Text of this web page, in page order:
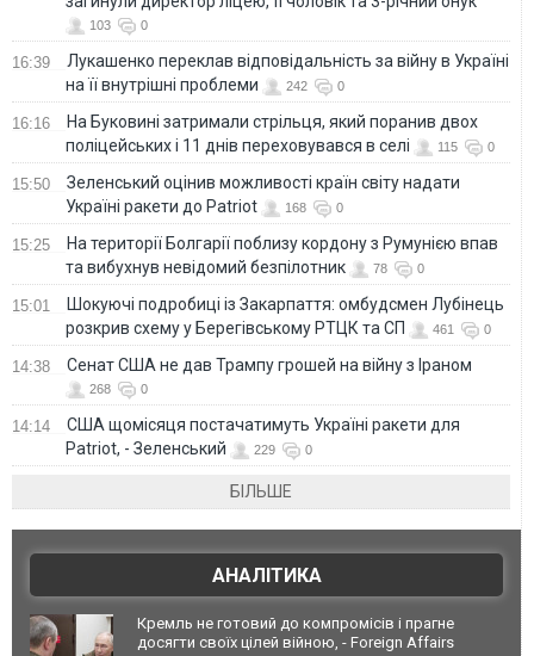
103 0
16:39
Лукашенко переклав відповідальність за війну в Україні
на її внутрішні проблеми
242 0
16:16
На Буковині затримали стрільця, який поранив двох
поліцейських і 11 днів переховувався в селі
115 0
15:50
Зеленський оцінив можливості країн світу надати
Україні ракети до Patriot
168 0
15:25
На території Болгарії поблизу кордону з Румунією впав
та вибухнув невідомий безпілотник
78 0
15:01
Шокуючі подробиці із Закарпаття: омбудсмен Лубінець
розкрив схему у Берегівському РТЦК та СП
461 0
14:38 Сенат США не дав Трампу грошей на війну з Іраном
268 0
14:14
США щомісяця постачатимуть Україні ракети для
Patriot, - Зеленський
229 0
БІЛЬШЕ
АНАЛІТИКА
Кремль не готовий до компромісів і прагне
досягти своїх цілей війною, - Foreign Affairs